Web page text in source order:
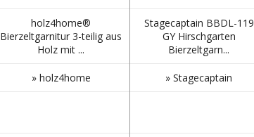
holz4home®
Bierzeltgarnitur 3-teilig aus
Holz mit ...
Stagecaptain BBDL-119
GY Hirschgarten
Bierzeltgarn...
» holz4home » Stagecaptain